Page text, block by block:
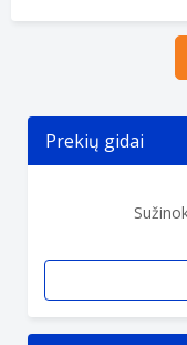
Prekių gidai